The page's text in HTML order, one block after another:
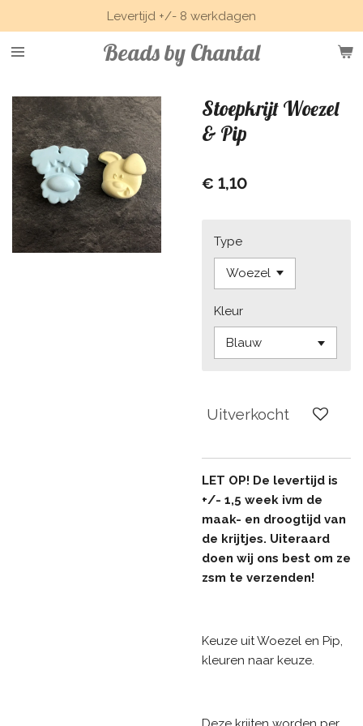
direct
naar
hoofdinhoud
Beads by Chantal
Levertijd +/- 8 werkdagen
Stoepkrijt Woezel
& Pip
€ 1,10
Type
Kleur
Uitverkocht
LET OP! De levertijd is
+/- 1,5 week ivm de
maak- en droogtijd van
de krijtjes. Uiteraard
doen wij ons best om ze
zsm te verzenden!
Keuze uit Woezel en Pip,
kleuren naar keuze.